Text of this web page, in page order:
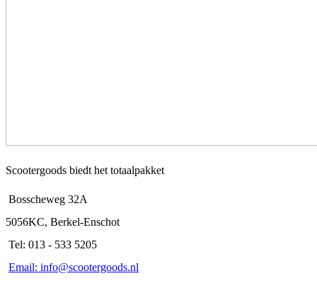
Scootergoods biedt het totaalpakket
Bosscheweg 32A
5056KC, Berkel-Enschot
Tel: 013 - 533 5205
Email: info@scootergoods.nl